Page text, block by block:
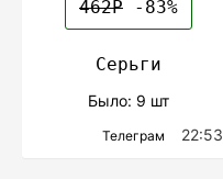
462Р -83%
Серьги
Было: 9 шт
Телеграм 22:53